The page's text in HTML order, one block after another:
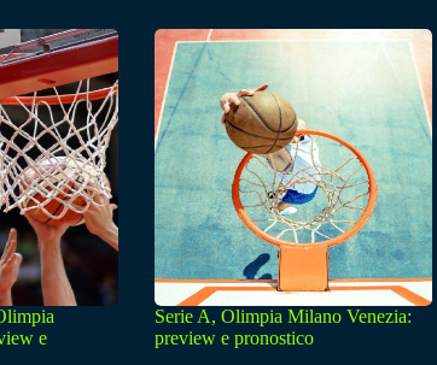
e
Serie A, Olimpia Milano Venezia:
preview e pronostico